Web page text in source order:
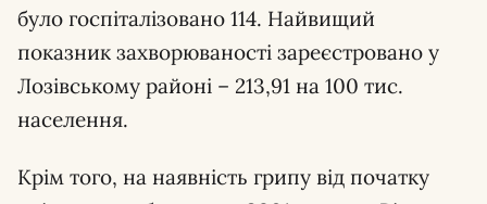
було госпіталізовано 114. Найвищий
показник захворюваності зареєстровано у
Лозівському районі – 213,91 на 100 тис.
населення.
Крім того, на наявність грипу від початку